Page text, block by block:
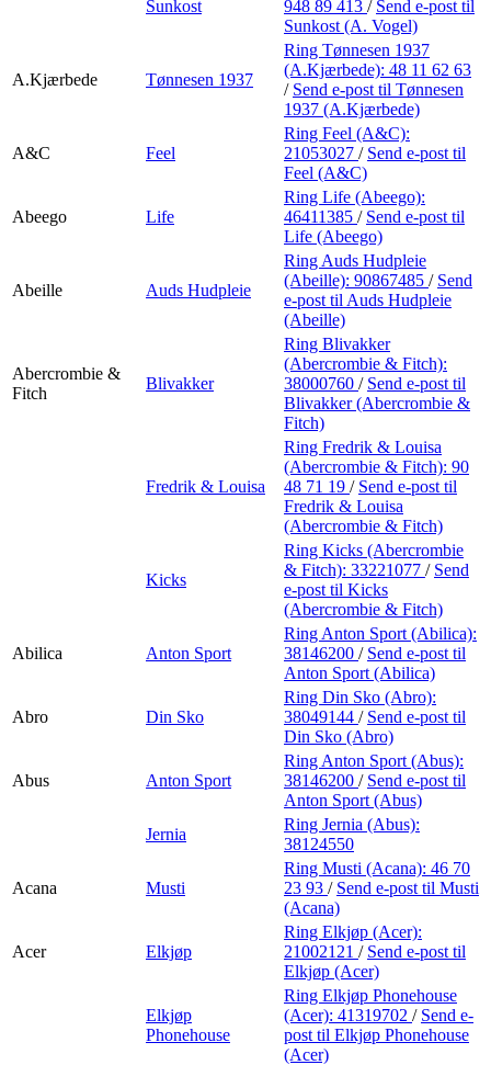
Sunkost
948 89 413 / Send e-post til
Sunkost (A. Vogel)
A.Kjærbede Tønnesen 1937
Ring Tønnesen 1937
(A.Kjærbede): 48 11 62 63
/ Send e-post til Tønnesen
1937 (A.Kjærbede)
A&C Feel
Ring Feel (A&C):
21053027 / Send e-post til
Feel (A&C)
Abeego Life
Ring Life (Abeego):
46411385 / Send e-post til
Life (Abeego)
Abeille Auds Hudpleie
Ring Auds Hudpleie
(Abeille): 90867485 / Send
e-post til Auds Hudpleie
(Abeille)
Abercrombie &
Fitch
Blivakker
Ring Blivakker
(Abercrombie & Fitch):
38000760 / Send e-post til
Blivakker (Abercrombie &
Fitch)
Fredrik & Louisa
Ring Fredrik & Louisa
(Abercrombie & Fitch): 90
48 71 19 / Send e-post til
Fredrik & Louisa
(Abercrombie & Fitch)
Kicks
Ring Kicks (Abercrombie
& Fitch): 33221077 / Send
e-post til Kicks
(Abercrombie & Fitch)
Abilica Anton Sport
Ring Anton Sport (Abilica):
38146200 / Send e-post til
Anton Sport (Abilica)
Abro Din Sko
Ring Din Sko (Abro):
38049144 / Send e-post til
Din Sko (Abro)
Abus Anton Sport
Ring Anton Sport (Abus):
38146200 / Send e-post til
Anton Sport (Abus)
Jernia
Ring Jernia (Abus):
38124550
Acana Musti
Ring Musti (Acana): 46 70
23 93 / Send e-post til Musti
(Acana)
Acer Elkjøp
Ring Elkjøp (Acer):
21002121 / Send e-post til
Elkjøp (Acer)
Elkjøp
Phonehouse
Ring Elkjøp Phonehouse
(Acer): 41319702 / Send e-
post til Elkjøp Phonehouse
(Acer)